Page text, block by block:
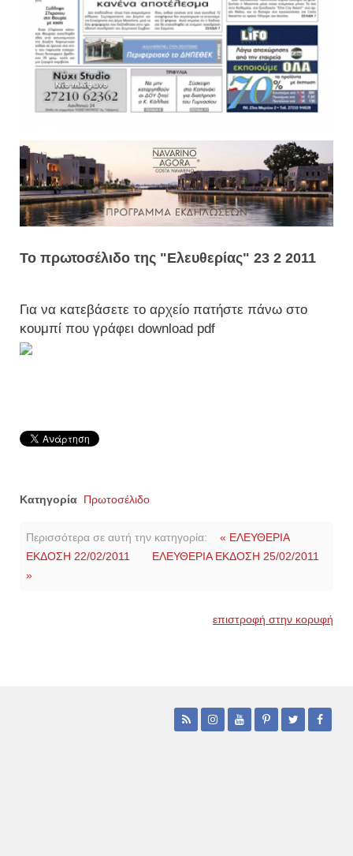
Το πρωτοσέλιδο της "Ελευθερίας" 23 2 2011
Για να κατεβάσετε το αρχείο πατήστε πάνω στο
κουμπί που γράφει download pdf
Κατηγορία Πρωτοσέλιδο
Περισσότερα σε αυτή την κατηγορία:
« ΕΛΕΥΘΕΡΙΑ
ΕΚΔΟΣΗ 22/02/2011
ΕΛΕΥΘΕΡΙΑ ΕΚΔΟΣΗ 25/02/2011
»
επιστροφή στην κορυφή